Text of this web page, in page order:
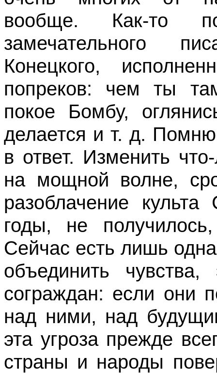
вообще. Как-то
замечательного
Конецкого,
попреков: чем ты
покое Бомбу,
делается и т. д.
в ответ. Изменить
на мощной волне,
разоблачение
годы, не
Сейчас есть лишь
объединить
сограждан: если они
над ними, над
эта угроза прежде
страны и народы